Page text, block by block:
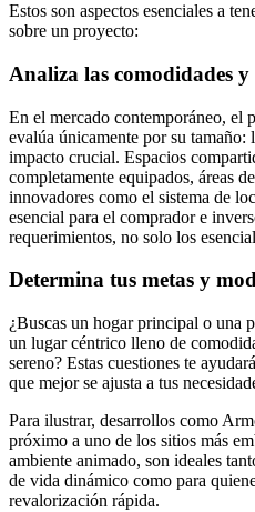
Estos son aspectos esenciales a
sobre un proyecto:
Analiza las comodidades y
En el mercado contemporáneo, el
evalúa únicamente por su tamaño:
impacto crucial. Espacios
completamente equipados, áreas
innovadores como el sistema de
esencial para el comprador e
requerimientos, no solo los
Determina tus metas y
¿Buscas un hogar principal o una
un lugar céntrico lleno de
sereno? Estas cuestiones te
que mejor se ajusta a tus
Para ilustrar, desarrollos como
próximo a uno de los sitios más
ambiente animado, son ideales
de vida dinámico como para
revalorización rápida.